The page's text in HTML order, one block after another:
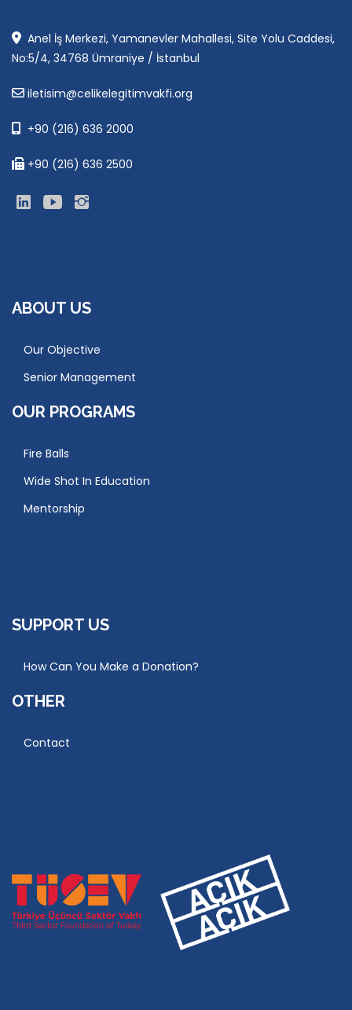
Anel İş Merkezi, Yamanevler Mahallesi, Site Yolu Caddesi,
No:5/4, 34768 Ümraniye / İstanbul
iletisim@celikelegitimvakfi.org
+90 (216) 636 2000
+90 (216) 636 2500
ABOUT US
Our Objective
Senior Management
OUR PROGRAMS
Fire Balls
Wide Shot In Education
Mentorship
SUPPORT US
How Can You Make a Donation?
OTHER
Contact